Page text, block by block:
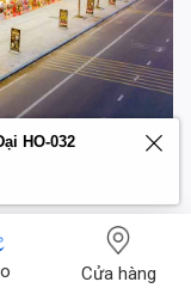
Quận Gò Vấp,
Cửa hàng
HO-032